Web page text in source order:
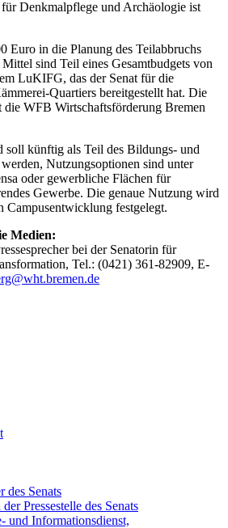
Denkmalpflege und Archäologie ist
Euro in die Planung des Teilabbruchs
sind Teil eines Gesamtbudgets von
LuKIFG, das der Senat für die
Quartiers bereitgestellt hat. Die
WFB Wirtschaftsförderung Bremen
soll künftig als Teil des Bildungs- und
Nutzungsoptionen sind unter
oder gewerbliche Flächen für
Gewerbe. Die genaue Nutzung wird
Campusentwicklung festgelegt.
Medien:
bei der Senatorin für
Tel.: (0421) 361-82909, E-
des Senats
Pressestelle des Senats
und Informationsdienst,